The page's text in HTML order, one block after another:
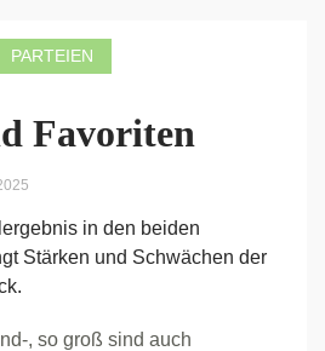
PARTEIEN
Favoriten
in den beiden
Stärken und Schwächen der
, so groß sind auch